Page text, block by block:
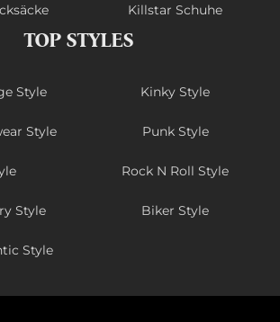
Killstar Schuhe
TOP STYLES
Style Kinky Style
Style Punk Style
Rock N Roll Style
Style Biker Style
Style